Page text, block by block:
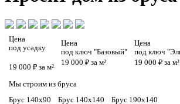
Цена
под усадку
19 000 ₽ за м²
Цена
под ключ "Базовый"
19 000 ₽ за м²
Цена
под ключ
19 000 ₽ за м²
Мы строим из бруса
Брус 140х90
Брус 140х140 Брус 190х140